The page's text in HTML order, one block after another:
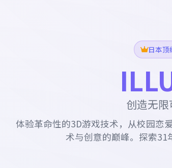
日本顶
创造无
体验革命性的3D游戏技术，从校园恋
术与创意的巅峰。探索31